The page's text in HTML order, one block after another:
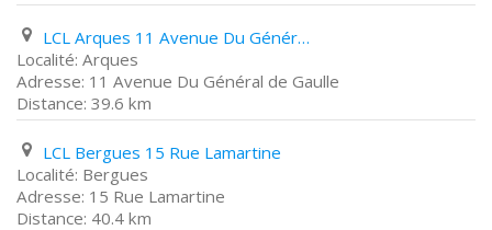
LCL Arques 11 Avenue Du Général de Gaulle
Arques
11 Avenue Du Général de Gaulle
39.6 km
LCL Bergues 15 Rue Lamartine
Bergues
15 Rue Lamartine
40.4 km